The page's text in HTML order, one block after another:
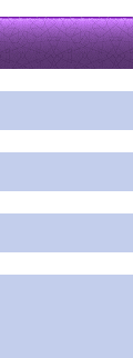
2 اسفند 96